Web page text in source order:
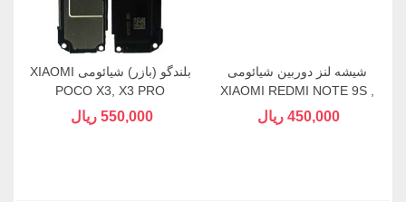
شیشه لنز دوربین شیائومی
XIAOMI REDMI NOTE 9S ,
NOTE9PRO
450,000 ریال
بلندگو (بازر) شیائومی XIAOMI
POCO X3, X3 PRO
550,000 ریال